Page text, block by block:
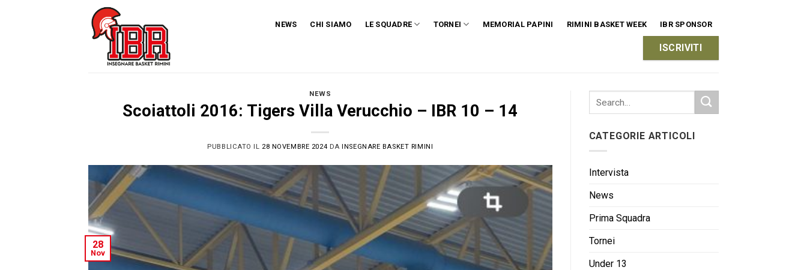
NEWS CHI SIAMO LE SQUADRE TORNEI MEMORIAL PAPINI RIMINI BASKET WEEK IBR SPONSOR
ISCRIVITI
NEWS
Scoiattoli 2016: Tigers Villa Verucchio – IBR 10 – 14
PUBBLICATO IL 28 NOVEMBRE 2024 DAINSEGNARE BASKET RIMINI
28
Nov
CATEGORIE ARTICOLI
Intervista
News
Prima Squadra
Tornei
Under 13